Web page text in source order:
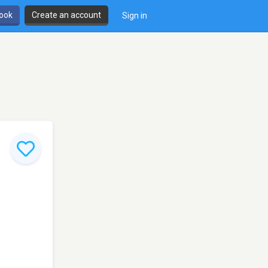
Create an account Sign in